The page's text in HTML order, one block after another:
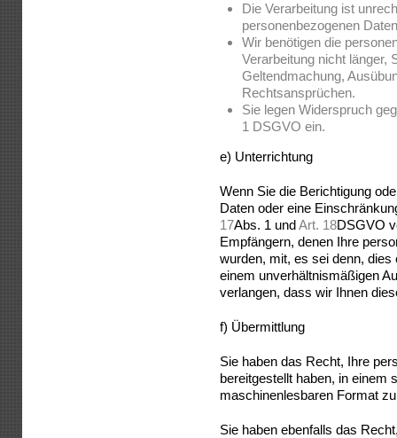
Die Verarbeitung ist
personenbezogenen
Wir benötigen die
Verarbeitung nicht länger,
Geltendmachung,
Rechtsansprüchen.
Sie legen Widerspruch
1 DSGVO ein.
e) Unterrichtung
Wenn Sie die Berichtigung
Daten oder eine
17Abs. 1 undArt. 18DSGVO
Empfängern, denen Ihre
wurden, mit, es sei denn,
einem unverhältnismäßigen
verlangen, dass wir Ihnen
f) Übermittlung
Sie haben das Recht, Ihre
bereitgestellt haben, in einem
maschinenlesbaren Format
Sie haben ebenfalls das